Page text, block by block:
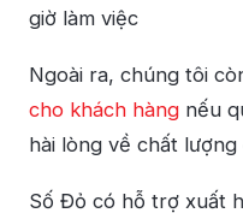
giờ làm việc
Ngoài ra, chúng tôi
cho khách hàng nếu
hài lòng về chất lượng
Số Đỏ có hỗ trợ xuất